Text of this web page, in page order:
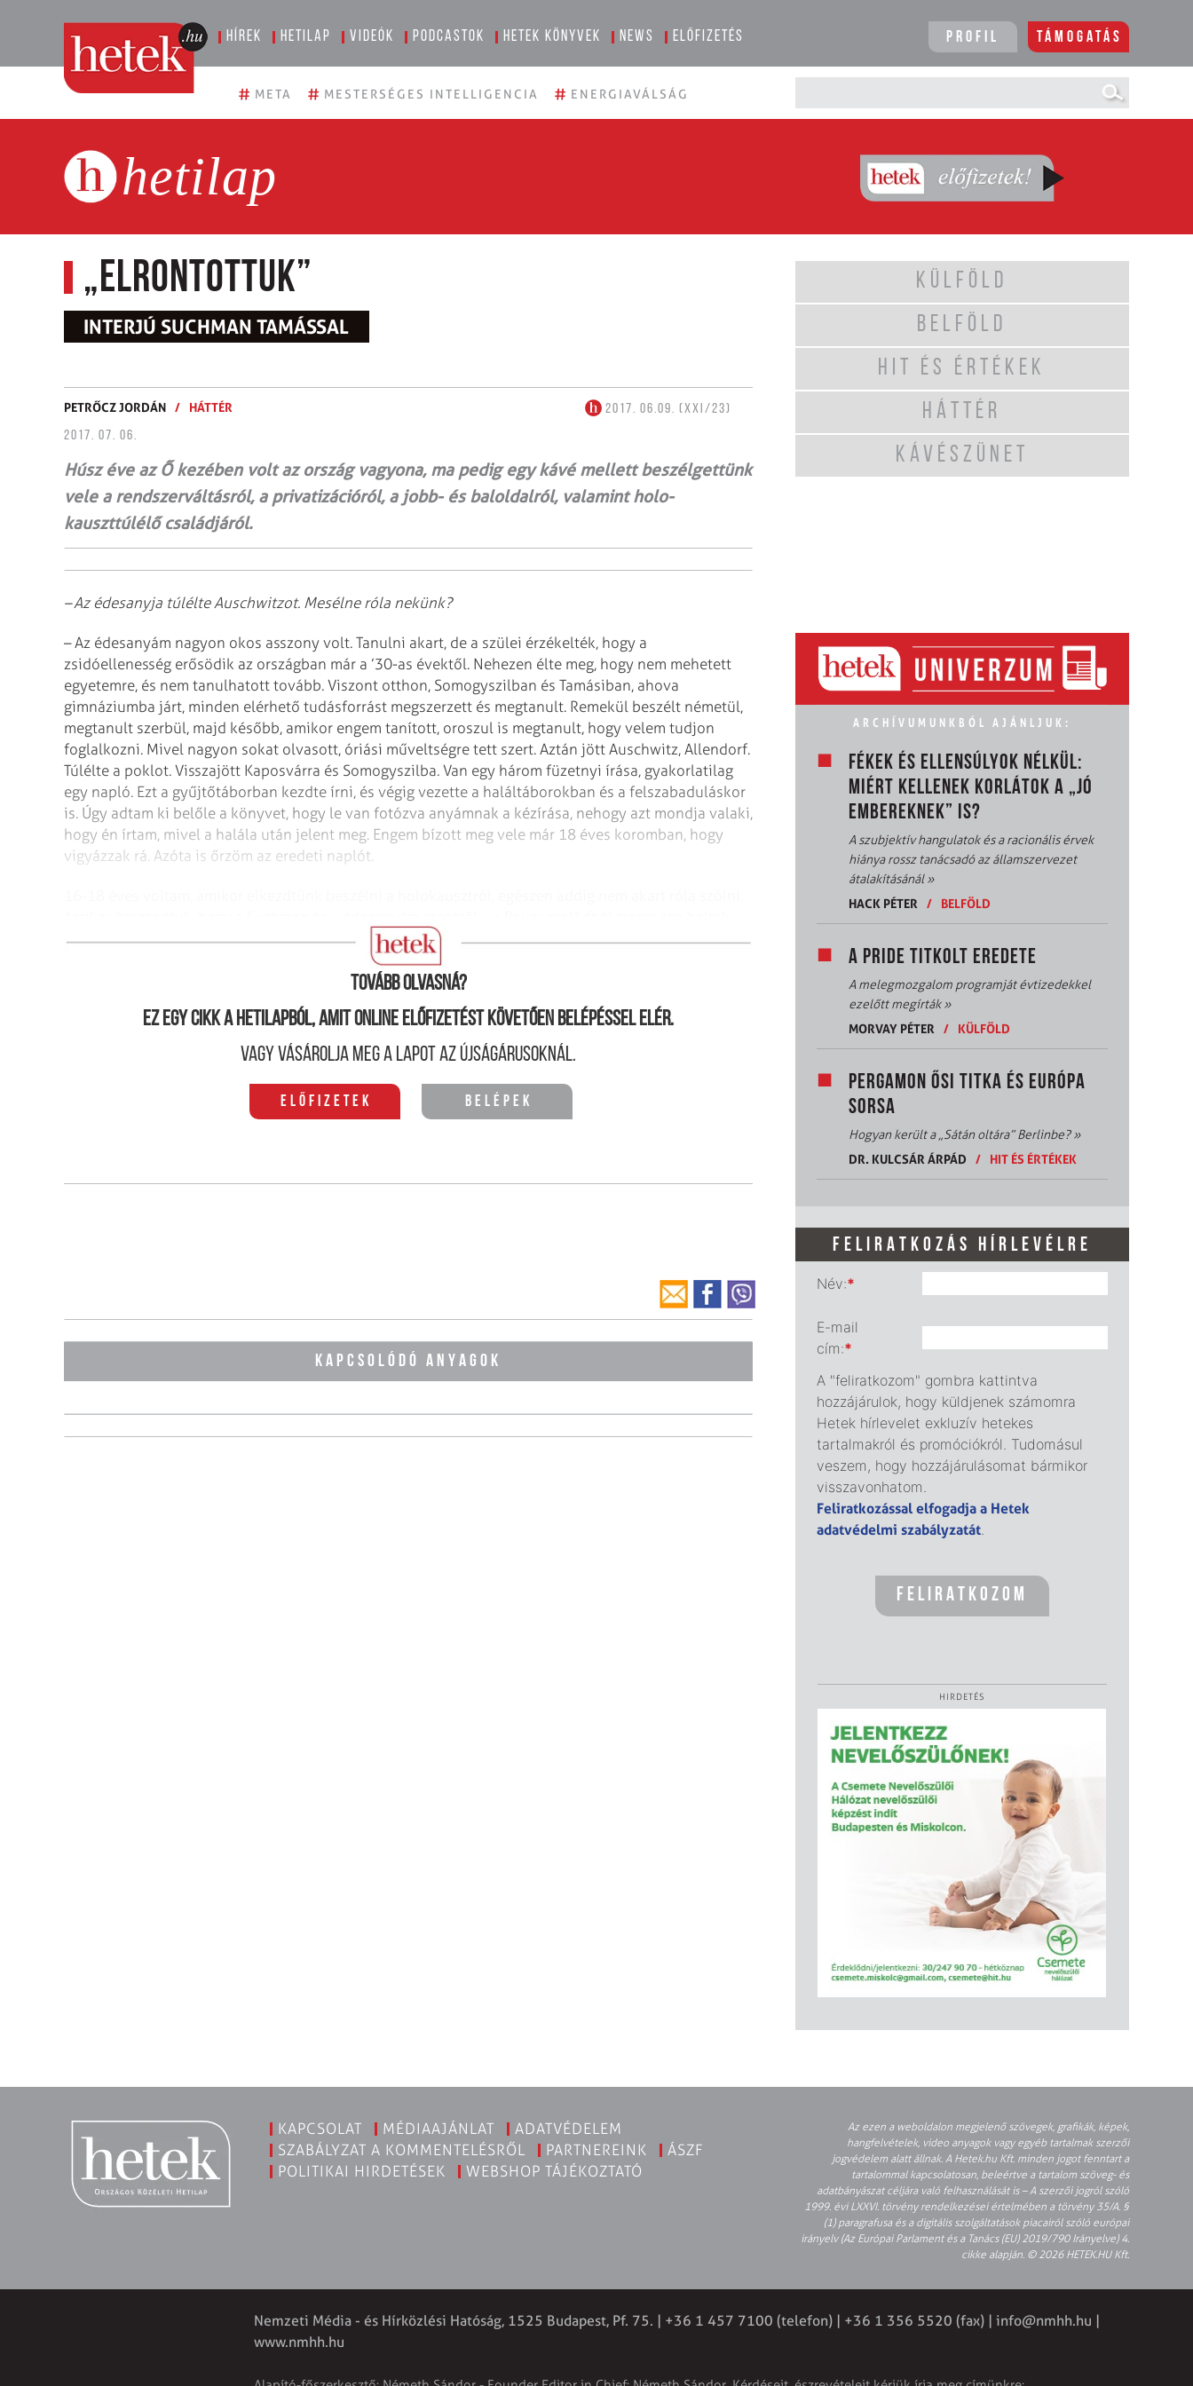
Hírek Hetilap Videók Podcastok Hetek könyvek News Előfizetés Profil Támogatás
# META # MESTERSÉGES INTELLIGENCIA # ENERGIAVÁLSÁG
hetilap
„Elrontottuk”
INTERJÚ SUCHMAN TAMÁSSAL
PETRŐCZ JORDÁN / HÁTTÉR
2017. 06.09. (XXI/23)
2017. 07. 06.
Húsz éve az Ő kezében volt az ország vagyona, ma pedig egy kávé mellett beszélgettünk
vele a rendszerváltásról, a privatizációról, a jobb- és baloldalról, valamint holo­
kauszttúlélő családjáról.
– Az édesanyja túlélte Auschwitzot. Mesélne róla nekünk?
– Az édesanyám nagyon okos asszony volt. Tanulni akart, de a szülei érzékelték, hogy a
zsidóellenesség erősödik az országban már a ’30-as évektől. Nehezen élte meg, hogy nem mehetett
egyetemre, és nem tanulhatott tovább. Viszont otthon, Somogyszilban és Tamásiban, ahova
gimnáziumba járt, minden elérhető tudásforrást megszerzett és megtanult. Remekül beszélt németül,
megtanult szerbül, majd később, amikor engem tanított, oroszul is megtanult, hogy velem tudjon
foglalkozni. Mivel nagyon sokat olvasott, óriási műveltségre tett szert. Aztán jött Auschwitz, Allendorf.
Túlélte a poklot. Visszajött Kaposvárra és Somogyszilba. Van egy három füzetnyi írása, gyakorlatilag
egy napló. Ezt a gyűjtőtáborban kezdte írni, és végig vezette a haláltáborokban és a felszabaduláskor
is. Úgy adtam ki belőle a könyvet, hogy le van fotózva anyámnak a kézírása, nehogy azt mondja valaki,
hogy én írtam, mivel a halála után jelent meg. Engem bízott meg vele már 18 éves koromban, hogy
vigyázzak rá. Azóta is őrzöm az eredeti naplót.
meg, hetven főt számoltunk össze.
Tovább olvasná?
Ez egy cikk a hetilapból, amit online előfizetést követően belépéssel elér.
Vagy vásárolja meg a lapot az újságárusoknál.
Előfizetek Belépek
KAPCSOLÓDÓ ANYAGOK
KÜLFÖLD
BELFÖLD
HIT ÉS ÉRTÉKEK
HÁTTÉR
KÁVÉSZÜNET
ARCHÍVUMUNKBÓL AJÁNLJUK:
FÉKEK ÉS ELLENSÚLYOK NÉLKÜL:
MIÉRT KELLENEK KORLÁTOK A „JÓ
EMBEREKNEK” IS?
A szubjektív hangulatok és a racionális érvek
hiánya rossz tanácsadó az államszervezet
átalakításánál»
HACK PÉTER
/ BELFÖLD
A PRIDE TITKOLT EREDETE
A melegmozgalom programját évtizedekkel
ezelőtt megírták»
MORVAY PÉTER
/ KÜLFÖLD
PERGAMON ŐSI TITKA ÉS EURÓPA
SORSA
Hogyan került a „Sátán oltára” Berlinbe?»
DR. KULCSÁR ÁRPÁD
/ HIT ÉS ÉRTÉKEK
FELIRATKOZÁS HÍRLEVÉLRE
Név:*
E-mail
cím:*
A "feliratkozom" gombra kattintva
hozzájárulok, hogy küldjenek számomra
Hetek hírlevelet exkluzív hetekes
tartalmakról és promóciókról. Tudomásul
veszem, hogy hozzájárulásomat bármikor
visszavonhatom.
Feliratkozással elfogadja a Hetek
adatvédelmi szabályzatát.
HIRDETÉS
KAPCSOLAT MÉDIAAJÁNLAT
ADATVÉDELEM
SZABÁLYZAT A KOMMENTELÉSRŐL
PARTNEREINK
ÁSZF
POLITIKAI HIRDETÉSEK
WEBSHOP TÁJÉKOZTATÓ
Az ezen a weboldalon megjelenő szövegek, grafikák, képek,
hangfelvételek, video anyagok vagy egyéb tartalmak szerzői
jogvédelem alatt állnak. A Hetek.hu Kft. minden jogot fenntart a
tartalommal kapcsolatosan, beleértve a tartalom szöveg- és
adatbányászat céljára való felhasználását is – A szerzői jogról szóló
1999. évi LXXVI. törvény rendelkezései értelmében a törvény 35/A. §
(1) paragrafusa és a digitális szolgáltatások piacairól szóló európai
irányelv (Az Európai Parlament és a Tanács (EU) 2019/790 Irányelve) 4.
cikke alapján. © 2026 HETEK.HU Kft.
Nemzeti Média - és Hírközlési Hatóság, 1525 Budapest, Pf. 75. | +36 1 457 7100 (telefon) | +36 1 356 5520 (fax) | info@nmhh.hu
www.nmhh.hu